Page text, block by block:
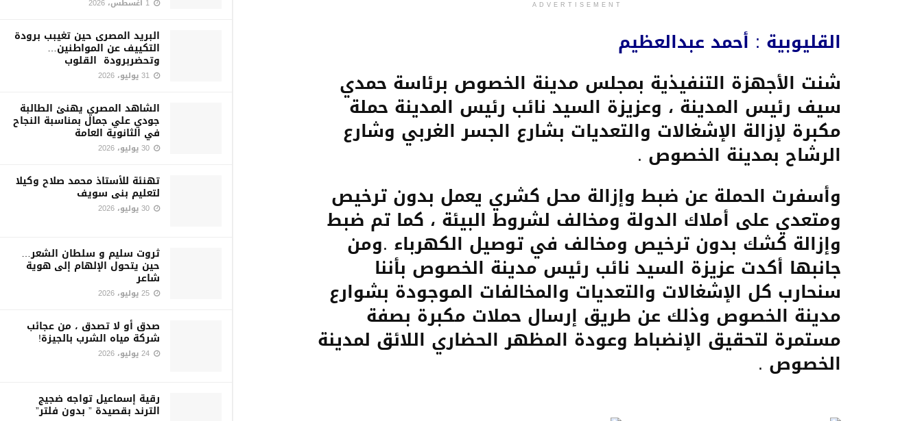
البريد المصرى حين تغيبب برودة
التكييف عن المواطنين…
وتحضربرودة القلوب
الشاهد المصري يهنئ الطالبة
جودي علي جمال بمناسبة النجاح
في الثانوية العامة
تهنئة للأستاذ محمد صلاح وكيلا
لتعليم بنى سويف
ثروت سليم و سلطان الشعر…
حين يتحول الإلهام إلى هوية
شاعر
صدق أو لا تصدق ، من عجائب
شركة مياه الشرب بالجيزة!
رقية إسماعيل تواجه ضجيج
الترند بقصيدة ” بدون فلتر”
ADVERTISEMENT
القليوبية : أحمد عبدالعظيم
شنت الأجهزة التنفيذية بمجلس مدينة الخصوص برئاسة حمدي
سيف رئيس المدينة ، وعزيزة السيد نائب رئيس المدينة حملة
مكبرة لإزالة الإشغالات والتعديات بشارع الجسر الغربي وشارع
الرشاح بمدينة الخصوص .
وأسفرت الحملة عن ضبط وإزالة محل كشري يعمل بدون ترخيص
ومتعدي على أملاك الدولة ومخالف لشروط البيئة ، كما تم ضبط
وإزالة كشك بدون ترخيص ومخالف في توصيل الكهرباء .ومن
جانبها أكدت عزيزة السيد نائب رئيس مدينة الخصوص بأننا
سنحارب كل الإشغالات والتعديات والمخالفات الموجودة بشوارع
مدينة الخصوص وذلك عن طريق إرسال حملات مكبرة بصفة
مستمرة لتحقيق الإنضباط وعودة المظهر الحضاري اللائق لمدينة
الخصوص .